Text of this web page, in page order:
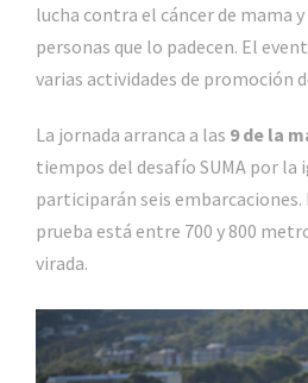
lucha contra el cáncer de mama
personas que lo padecen. El
varias actividades de promoción
La jornada arranca a las 9 de la
tiempos del desafío SUMA por la
participarán seis embarcaciones.
prueba está entre 700 y 800
virada.